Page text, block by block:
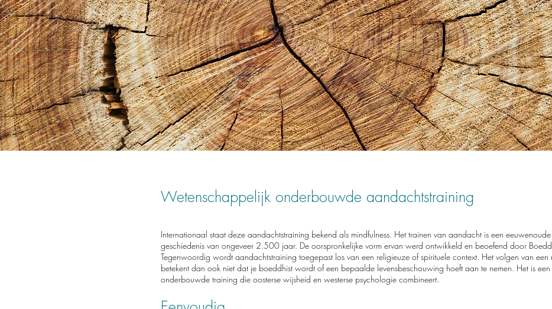
Wetenschappelijk onderbouwde aandachtstraining
Internationaal staat deze aandachtstraining bekend als mindfulness. Het trainen van aandacht is een eeuwenoude
geschiedenis van ongeveer 2.500 jaar. De oorspronkelijke vorm ervan werd ontwikkeld en beoefend door
Tegenwoordig wordt aandachtstraining toegepast los van een religieuze of spirituele context. Het volgen van een
betekent dan ook niet dat je boeddhist wordt of een bepaalde levensbeschouwing hoeft aan te nemen. Het is
onderbouwde training die oosterse wijsheid en westerse psychologie combineert.